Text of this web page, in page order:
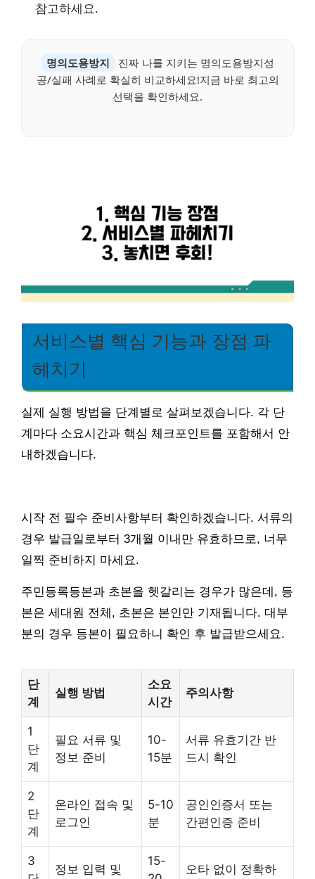
참고하세요.
명의도용방지
진짜 나를 지키는 명의도용방지성
공/실패 사례로 확실히 비교하세요!지금 바로 최고의
선택을 확인하세요.
서비스별 핵심 기능과 장점 파
헤치기
실제 실행 방법을 단계별로 살펴보겠습니다. 각 단
계마다 소요시간과 핵심 체크포인트를 포함해서 안
내하겠습니다.
시작 전 필수 준비사항부터 확인하겠습니다. 서류의
경우 발급일로부터 3개월 이내만 유효하므로, 너무
일찍 준비하지 마세요.
주민등록등본과 초본을 헷갈리는 경우가 많은데, 등
본은 세대원 전체, 초본은 본인만 기재됩니다. 대부
분의 경우 등본이 필요하니 확인 후 발급받으세요.
단
계
실행 방법
소요
시간
주의사항
1
단
계
필요 서류 및
정보 준비
10-
15분
서류 유효기간 반
드시 확인
2
단
계
온라인 접속 및
로그인
5-10
분
공인인증서 또는
간편인증 준비
3
정보 입력 및
15-
오타 없이 정확하